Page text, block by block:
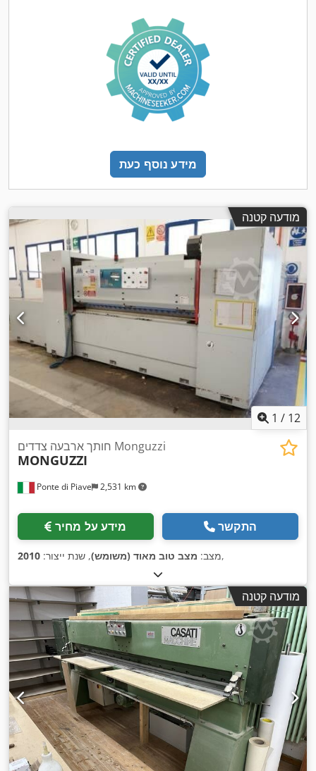
מידע נוסף כעת
מודעה קטנה
1 / 12
Ponte di Piave 2,531 km
חותך ארבעה צדדים Monguzzi
MONGUZZI
מידע על מחיר התקשר
מצב: מצב טוב מאוד (משומש), שנת ייצור: 2010 ,
מודעה קטנה